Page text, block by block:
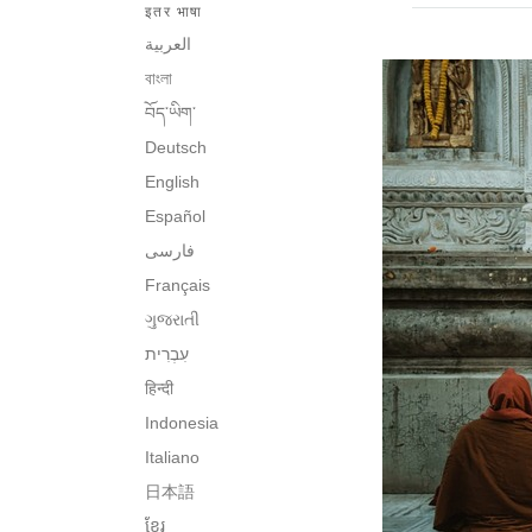
इतर भाषा
العربية
বাংলা
བོད་ཡིག་
Deutsch
English
Español
فارسی
Français
ગુજરાતી
हिन्दी
Indonesia
Italiano
日本語
ខ្មែរ